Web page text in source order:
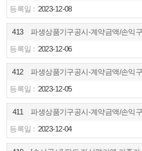
2023-12-08
413 파생상품기구공시-계약금액/손익
2023-12-06
412 파생상품기구공시-계약금액/손익
2023-12-05
411 파생상품기구공시-계약금액/손익
2023-12-04